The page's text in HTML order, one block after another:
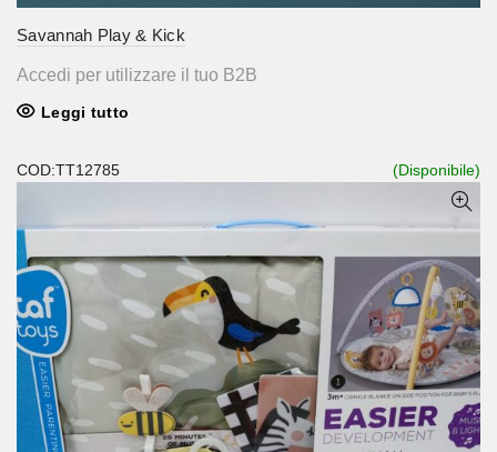
Savannah Play & Kick
Accedi per utilizzare il tuo B2B
Leggi tutto
COD:TT12785 (Disponibile)